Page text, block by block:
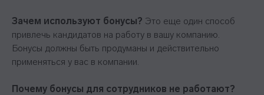
Зачем используют бонусы? Это еще один способ
привлечь кандидатов на работу в вашу компанию.
Бонусы должны быть продуманы и действительно
применяться у вас в компании.
Почему бонусы для сотрудников не работают?